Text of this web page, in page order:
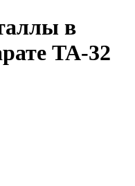
в
ТА-32